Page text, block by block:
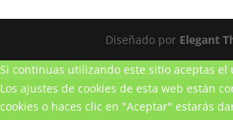
Diseñado por Elegant
Si continuas utilizando este sitio aceptas el
Los ajustes de cookies de esta web están
cookies o haces clic en "Aceptar" estarás